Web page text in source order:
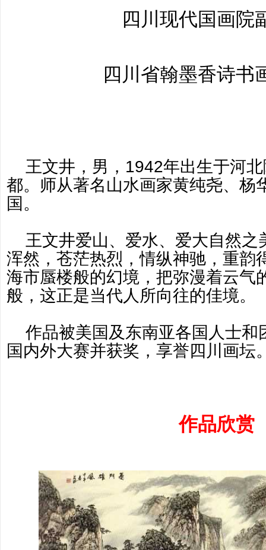
四川现代国画院
四川省翰墨香诗书
王文井，男，1942年出生于河北
都。师从著名山水画家黄纯尧、杨
国。
王文井爱山、爱水、爱大自然之
浑然，苍茫热烈，情纵神驰，重韵
海市蜃楼般的幻境，把弥漫着云气
般，这正是当代人所向往的佳境。
作品被美国及东南亚各国人士和
国内外大赛并获奖，享誉四川画坛
作品欣赏